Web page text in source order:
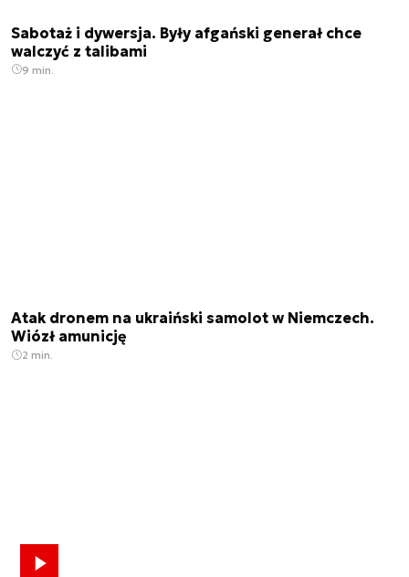
Sabotaż i dywersja. Były afgański generał chce
walczyć z talibami
9 min.
Atak dronem na ukraiński samolot w Niemczech.
Wiózł amunicję
2 min.